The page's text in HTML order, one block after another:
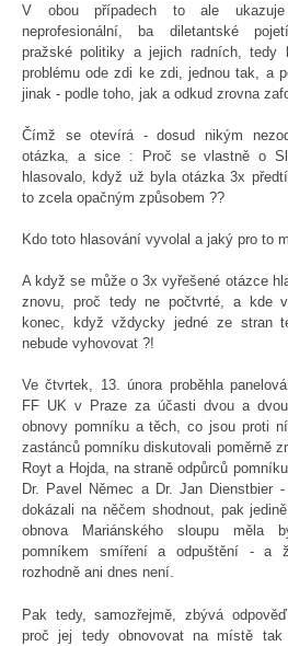
V obou případech to ale
neprofesionální, ba diletantské
pražské politiky a jejich radních, tedy
problému ode zdi ke zdi, jednou tak, a
jinak - podle toho, jak a odkud zrovna
Čímž se otevírá - dosud nikým
otázka, a sice : Proč se vlastně o
hlasovalo, když už byla otázka 3x
to zcela opačným způsobem ??
Kdo toto hlasování vyvolal a jaký pro to
A když se může o 3x vyřešené otázce
znovu, proč tedy ne počtvrté, a kde
konec, když vždycky jedné ze stran
nebude vyhovovat ?!
Ve čtvrtek, 13. února proběhla
FF UK v Praze za účasti dvou a
obnovy pomníku a těch, co jsou proti
zastánců pomníku diskutovali poměrně
Royt a Hojda, na straně odpůrců
Dr. Pavel Němec a Dr. Jan Dienstbier
dokázali na něčem shodnout, pak
obnova Mariánského sloupu měla
pomníkem smíření a odpuštění - a
rozhodně ani dnes není.
Pak tedy, samozřejmě, zbývá
proč jej tedy obnovovat na místě tak